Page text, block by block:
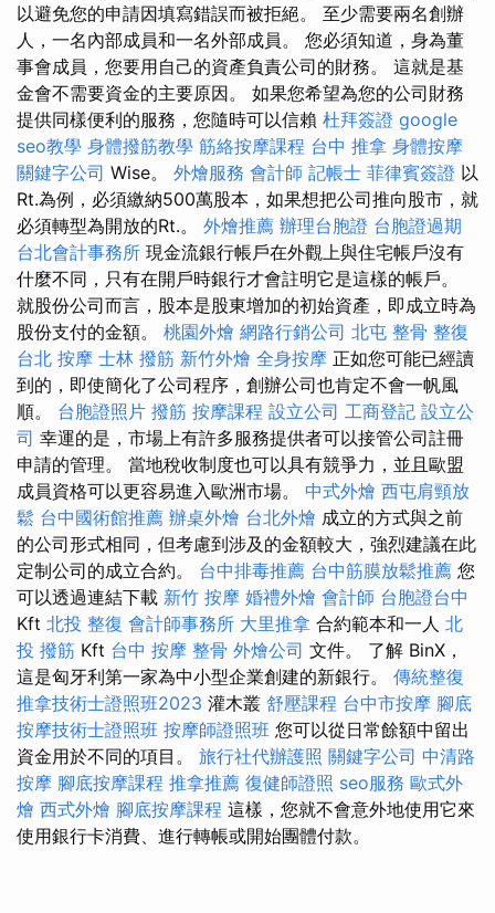
以避免您的申請因填寫錯誤而被拒絕。 至少需要兩名創辦
人，一名內部成員和一名外部成員。 您必須知道，身為董
事會成員，您要用自己的資產負責公司的財務。 這就是基
金會不需要資金的主要原因。 如果您希望為您的公司財務
提供同樣便利的服務，您隨時可以信賴 杜拜簽證 google
seo教學 身體撥筋教學 筋絡按摩課程 台中 推拿 身體按摩
關鍵字公司 Wise。 外燴服務 會計師 記帳士 菲律賓簽證 以
Rt.為例，必須繳納500萬股本，如果想把公司推向股市，就
必須轉型為開放的Rt.。 外燴推薦 辦理台胞證 台胞證過期
台北會計事務所 現金流銀行帳戶在外觀上與住宅帳戶沒有
什麼不同，只有在開戶時銀行才會註明它是這樣的帳戶。
就股份公司而言，股本是股東增加的初始資產，即成立時為
股份支付的金額。 桃園外燴 網路行銷公司 北屯 整骨 整復
台北 按摩 士林 撥筋 新竹外燴 全身按摩 正如您可能已經讀
到的，即使簡化了公司程序，創辦公司也肯定不會一帆風
順。 台胞證照片 撥筋 按摩課程 設立公司 工商登記 設立公
司 幸運的是，市場上有許多服務提供者可以接管公司註冊
申請的管理。 當地稅收制度也可以具有競爭力，並且歐盟
成員資格可以更容易進入歐洲市場。 中式外燴 西屯肩頸放
鬆 台中國術館推薦 辦桌外燴 台北外燴 成立的方式與之前
的公司形式相同，但考慮到涉及的金額較大，強烈建議在此
定制公司的成立合約。 台中排毒推薦 台中筋膜放鬆推薦 您
可以透過連結下載 新竹 按摩 婚禮外燴 會計師 台胞證台中
Kft 北投 整復 會計師事務所 大里推拿 合約範本和一人 北
投 撥筋 Kft 台中 按摩 整骨 外燴公司 文件。 了解 BinX，
這是匈牙利第一家為中小型企業創建的新銀行。 傳統整復
推拿技術士證照班2023 灌木叢 舒壓課程 台中市按摩 腳底
按摩技術士證照班 按摩師證照班 您可以從日常餘額中留出
資金用於不同的項目。 旅行社代辦護照 關鍵字公司 中清路
按摩 腳底按摩課程 推拿推薦 復健師證照 seo服務 歐式外
燴 西式外燴 腳底按摩課程 這樣，您就不會意外地使用它來
使用銀行卡消費、進行轉帳或開始團體付款。